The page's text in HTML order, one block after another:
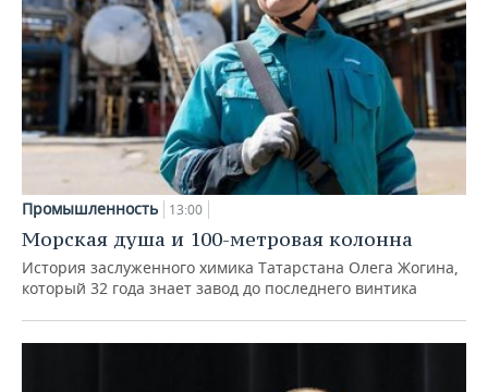
Промышленность 13:00
Морская душа и 100-метровая колонна
История заслуженного химика Татарстана Олега Жогина,
который 32 года знает завод до последнего винтика